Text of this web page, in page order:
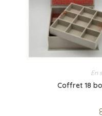
En
Coffret 18